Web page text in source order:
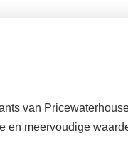
van
en meervoudige